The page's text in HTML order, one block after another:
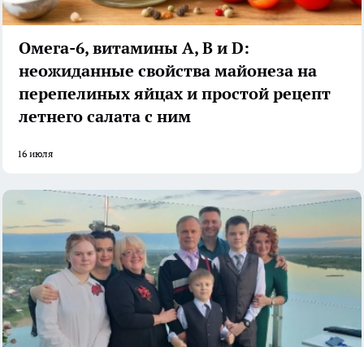
Омега-6, витамины А, В и D:
неожиданные свойства майонеза на
перепелиных яйцах и простой рецепт
летнего салата с ним
16 июля